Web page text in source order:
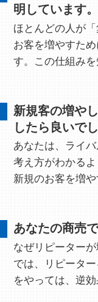
明しています。
ほとんどの人が
お客を増やすた
す。この仕組み
新規客の増や
したら良いで
あなたは、ライ
考え方がわかるよ
新規のお客を増
あなたの商売
なぜリピーター
では、リピータ
をやっては、逆